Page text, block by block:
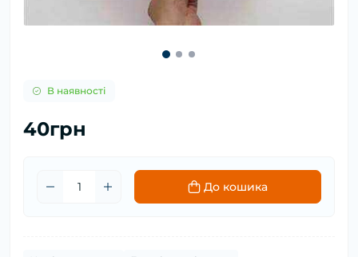
В наявності
40грн
До кошика